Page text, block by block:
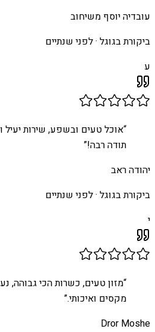
עובדיה יוסף משיחוב
ביקורת בגוגל ·לפני שנתיים
ע
“אוכל טעים ובשפע, שירות
תודה רבה!”
יהודה ראב
ביקורת בגוגל ·לפני שנתיים
י
“מזון טעים, כשרות הכי גבוהה,
מקסים ואיכותי.”
Dror Moshe